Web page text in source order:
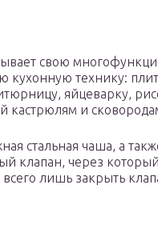
свою
технику:
яйцеварку,
кастрюлям и
стальная чаша, а
клапан, через
лишь закрыть